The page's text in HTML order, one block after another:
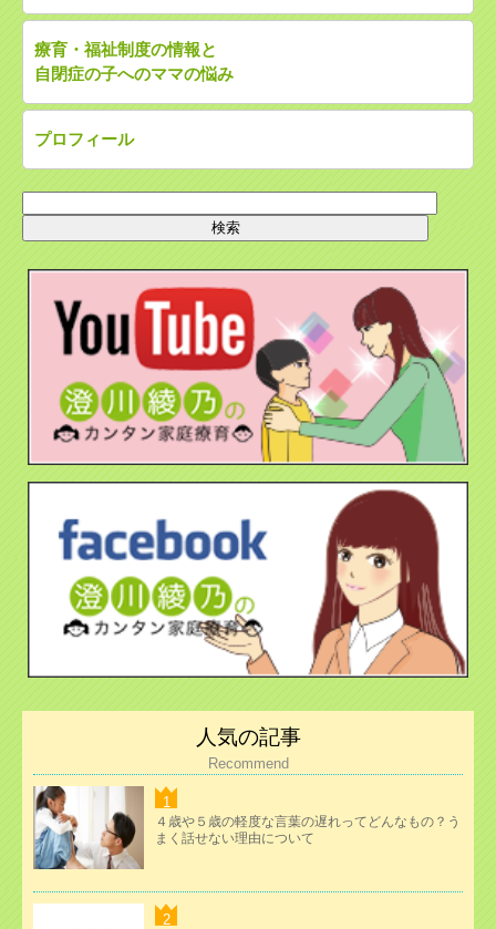
療育・福祉制度の情報と
自閉症の子へのママの悩み
プロフィール
索:
人気の記事
Recommend
４歳や５歳の軽度な言葉の遅れってどんなもの？う
まく話せない理由について